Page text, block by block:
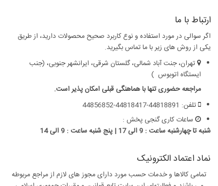
ارتباط با ما
اگر سوالی در مورد استفاده و نوع کاربرد صحیح محصولات دارید، از طریق
یکی از روش های زیر با ما تماس بگیرید.
تهران، جنت آباد شمالی، گلستان شرقی، ایرانشهر جنوبی، (جنب
ایستگاه اتوبوس )
مراجعه حضوری تنها با هماهنگی قبلی امکان پذیر است.
تلفن: 44818891-44818417-44856852
ساعات کاری گنجی پخش :
شنبه تا چهارشنبه ساعت : 9 الی 17 | پنج شنبه ساعت : 9 الی 14
نماد اعتماد الکترونیک
تمامی کالاها و خدمات حسب مورد دارای مجوز های لازم از مراجع مربوطه